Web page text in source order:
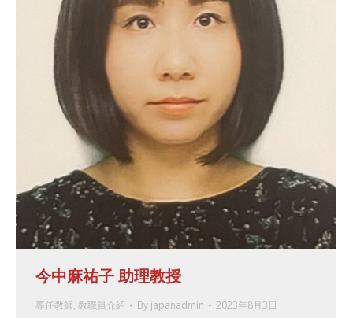
今中麻祐子 助理教授
專任教師, 教職員介紹 By japanadmin 2023年8月3日